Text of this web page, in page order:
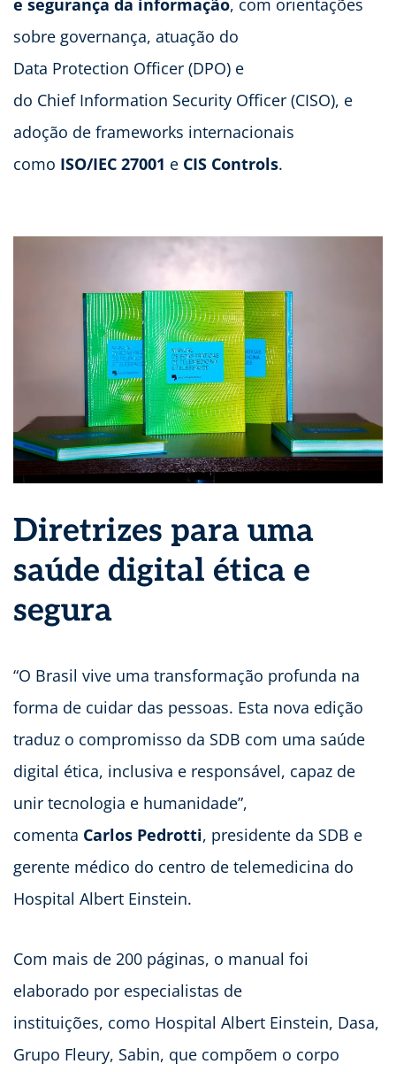
e segurança da informação, com orientações
sobre governança, atuação do
Data Protection Officer (DPO) e
do Chief Information Security Officer (CISO), e
adoção de frameworks internacionais
como ISO/IEC 27001 e CIS Controls.
Diretrizes para uma
saúde digital ética e
segura
“O Brasil vive uma transformação profunda na
forma de cuidar das pessoas. Esta nova edição
traduz o compromisso da SDB com uma saúde
digital ética, inclusiva e responsável, capaz de
unir tecnologia e humanidade”,
comenta Carlos Pedrotti, presidente da SDB e
gerente médico do centro de telemedicina do
Hospital Albert Einstein.
Com mais de 200 páginas, o manual foi
elaborado por especialistas de
instituições, como Hospital Albert Einstein, Dasa,
Grupo Fleury, Sabin, que compõem o corpo